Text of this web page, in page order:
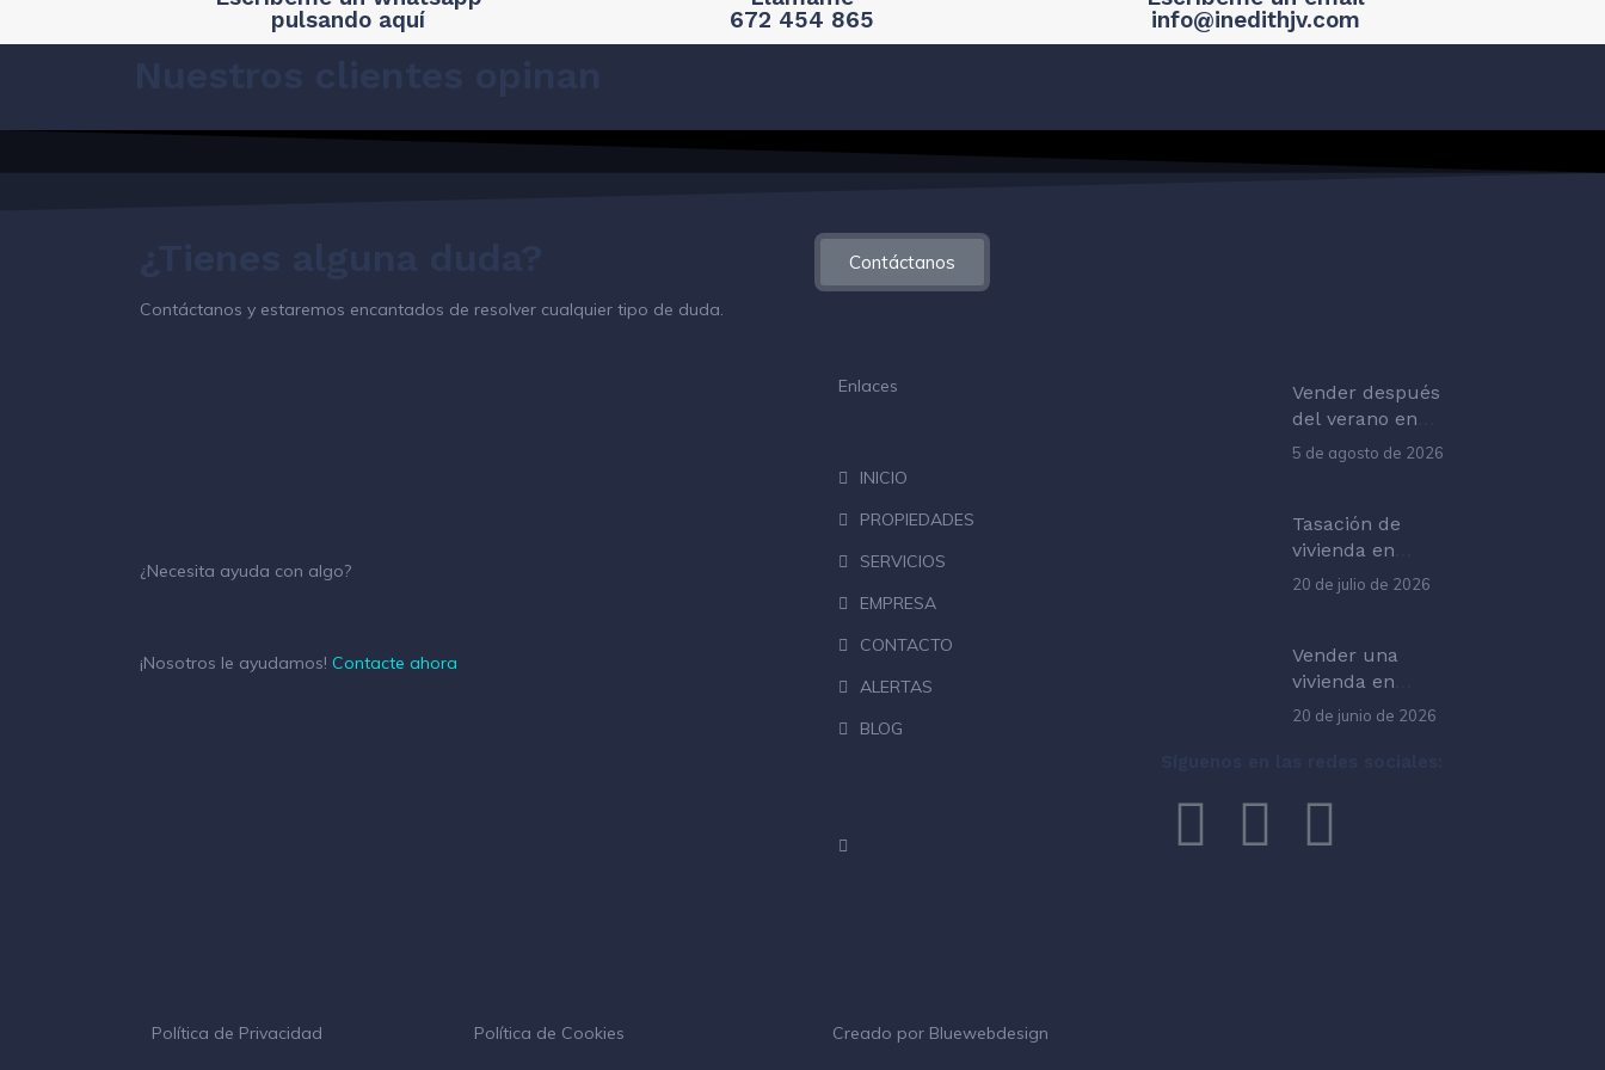
pulsando aquí
672 454 865
info@inedithjv.com
Contáctanos y estaremos encantados de resolver cualquier tipo de duda.
Contáctanos
¿Necesita ayuda con algo?
¡Nosotros le ayudamos! Contacte ahora
Enlaces
INICIO
PROPIEDADES
SERVICIOS
EMPRESA
CONTACTO
ALERTAS
BLOG
Español
Vender después
del verano en
Castelldefels:
5 de agosto de 2026
Tasación de
vivienda en
Castelldefels:
2026
20 de julio de 2026
Vender una
vivienda en
verano en
20 de junio de 2026
Política de Privacidad Política de Cookies Creado por Bluewebdesign